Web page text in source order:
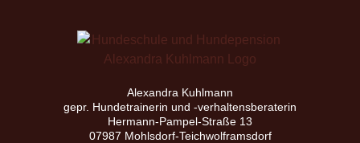
Alexandra Kuhlmann
gepr. Hundetrainerin und -verhaltensberaterin
Hermann-Pampel-Straße 13
07987 Mohlsdorf-Teichwolframsdorf